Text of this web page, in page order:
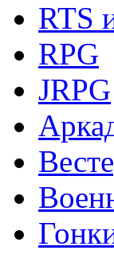
RTS
RPG
JRPG